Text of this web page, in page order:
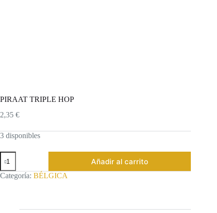
PIRAAT TRIPLE HOP
2,35 €
3 disponibles
PIRAAT
TRIPLE
HOP
cantidad
Añadir al carrito
Categoría: BÉLGICA